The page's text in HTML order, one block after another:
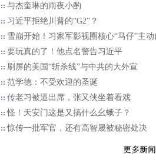
与杰奎琳的雨夜小酌
习近平拒绝川普的“G2”？
雪崩开始！习家军影视圈核心“马仔”主
要玩真的了！他点名警告习近平
刷屏的美国“斩杀线”与中共的大外宣
范学德：不受欢迎的圣诞
传老习被逼出席，张又侠坐着看戏
怪！天安门这是又搞什么幺蛾子？
惊传一批军官，还有高智晟被秘密处决